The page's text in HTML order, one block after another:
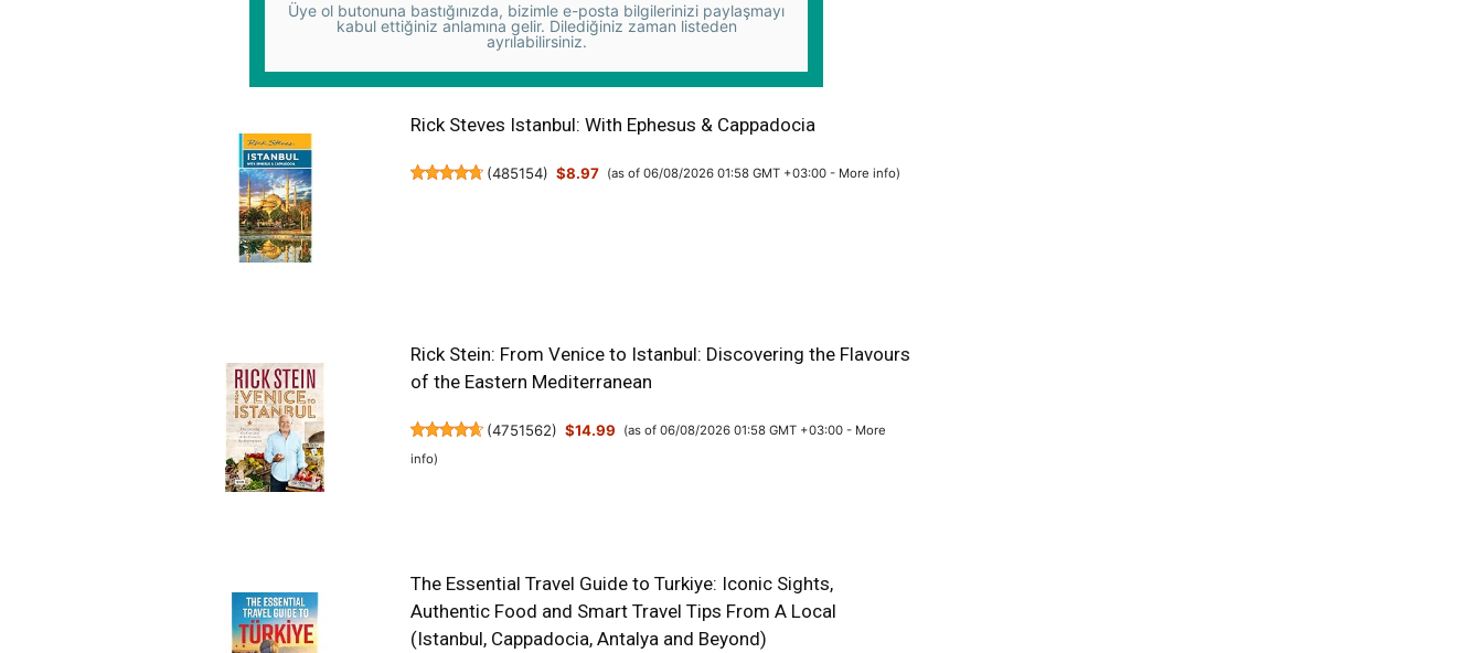
Üye ol butonuna bastığınızda, bizimle e-posta bilgilerinizi paylaşmayı
kabul ettiğiniz anlamına gelir. Dilediğiniz zaman listeden
ayrılabilirsiniz.
Rick Steves Istanbul: With Ephesus & Cappadocia
(485154) $8.97 (as of 06/08/2026 01:58 GMT +03:00 - More info)
Rick Stein: From Venice to Istanbul: Discovering the Flavours
of the Eastern Mediterranean
(4751562) $14.99 (as of 06/08/2026 01:58 GMT +03:00 - More
info)
The Essential Travel Guide to Turkiye: Iconic Sights,
Authentic Food and Smart Travel Tips From A Local
(Istanbul, Cappadocia, Antalya and Beyond)